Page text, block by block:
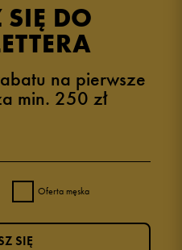
DO
na pierwsze
min. 250 zł
Oferta męska
SIĘ